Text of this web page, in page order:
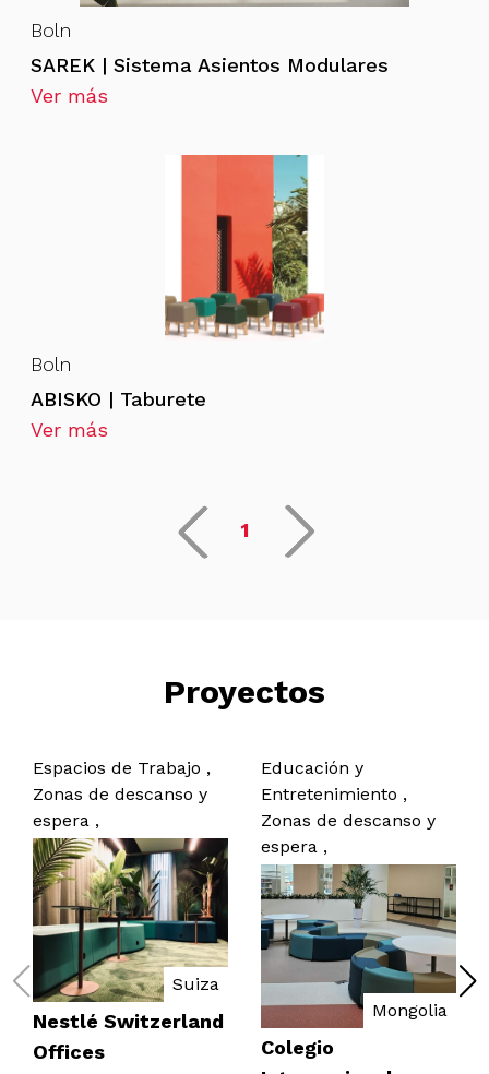
Boln
SAREK | Sistema Asientos Modulares
Ver más
Boln
ABISKO | Taburete
Ver más
1
Proyectos
Espacios de Trabajo ,
Zonas de descanso y
espera ,
Suiza
Nestlé Switzerland
Offices
Educación y
Entretenimiento ,
Zonas de descanso y
espera ,
Mongolia
Colegio